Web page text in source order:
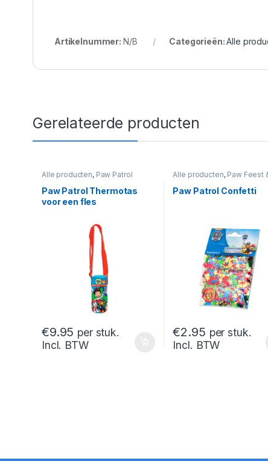
Artikelnummer: N/B Categorieën:Alle
Gerelateerde producten
Alle producten, Paw Patrol
Paw Patrol Thermotas
voor een fles
€9.95 per stuk.
Incl. BTW
Alle producten, Paw Feest
Paw Patrol Confetti
€2.95 per stuk.
Incl. BTW